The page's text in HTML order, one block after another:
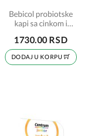
Bebicol probiotske
kapi sa cinkom i
1730.00 RSD
DODAJ U KORPU